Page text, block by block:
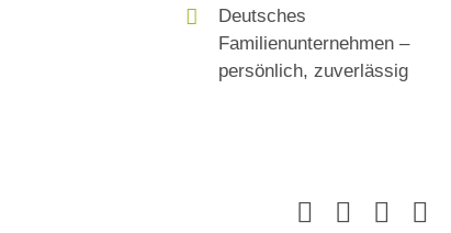
Deutsches
Familienunternehmen –
persönlich, zuverlässig